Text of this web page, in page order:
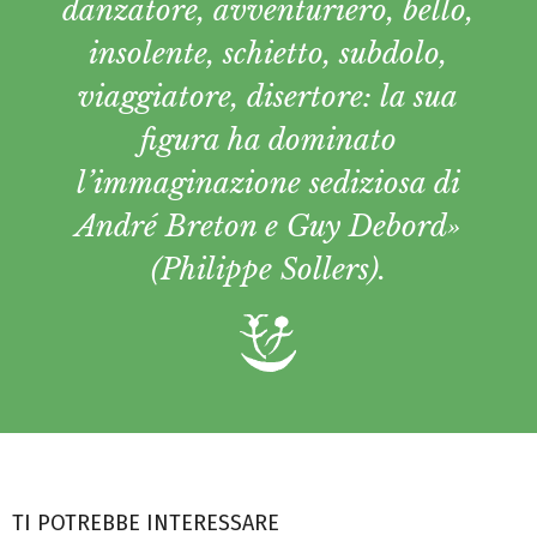
danzatore, avventuriero, bello,
insolente, schietto, subdolo,
viaggiatore, disertore: la sua
figura ha dominato
l’immaginazione sediziosa di
André Breton e Guy Debord»
(Philippe Sollers).
TI POTREBBE INTERESSARE